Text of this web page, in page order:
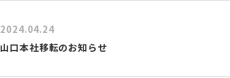
2024.04.24
山口本社移転のお知らせ